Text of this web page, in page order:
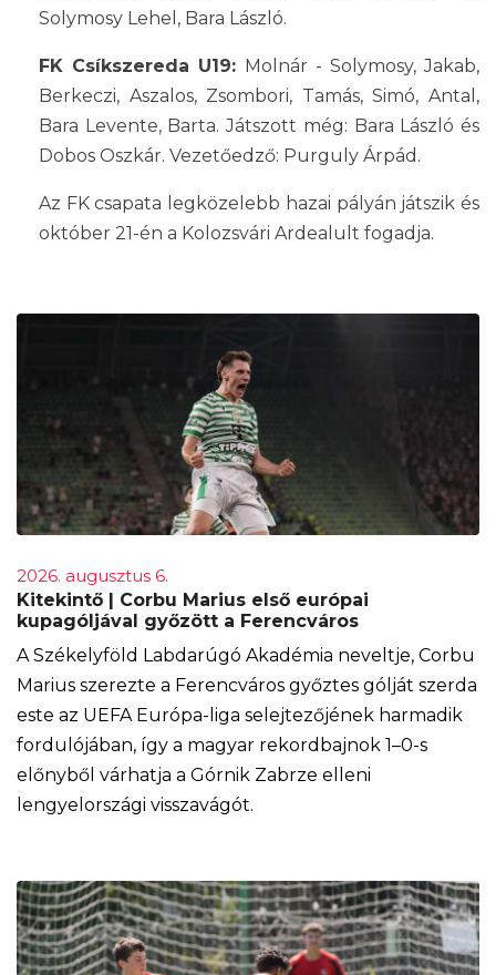
Solymosy Lehel, Bara László.
FK Csíkszereda U19: Molnár - Solymosy, Jakab,
Berkeczi, Aszalos, Zsombori, Tamás, Simó, Antal,
Bara Levente, Barta. Játszott még: Bara László és
Dobos Oszkár. Vezetőedző: Purguly Árpád.
Az FK csapata legközelebb hazai pályán játszik és
október 21-én a Kolozsvári Ardealult fogadja.
2026. augusztus 6.
Kitekintő | Corbu Marius első európai
kupagóljával győzött a Ferencváros
A Székelyföld Labdarúgó Akadémia neveltje, Corbu
Marius szerezte a Ferencváros győztes gólját szerda
este az UEFA Európa-liga selejtezőjének harmadik
fordulójában, így a magyar rekordbajnok 1–0-s
előnyből várhatja a Górnik Zabrze elleni
lengyelországi visszavágót.